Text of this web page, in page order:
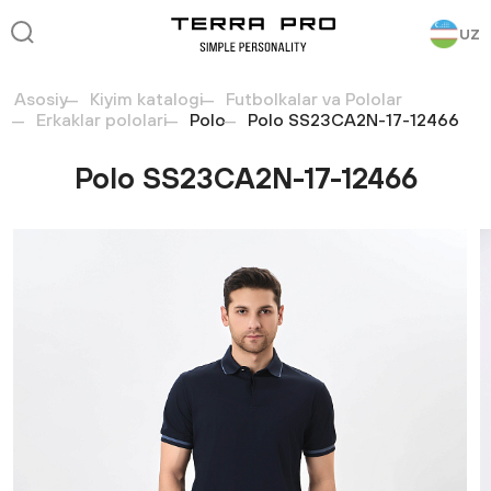
UZ
Asosiy Kiyim katalogi
Futbolkalar va Pololar
Erkaklar pololari
Polo Polo SS23CA2N-17-12466
Polo SS23CA2N-17-12466